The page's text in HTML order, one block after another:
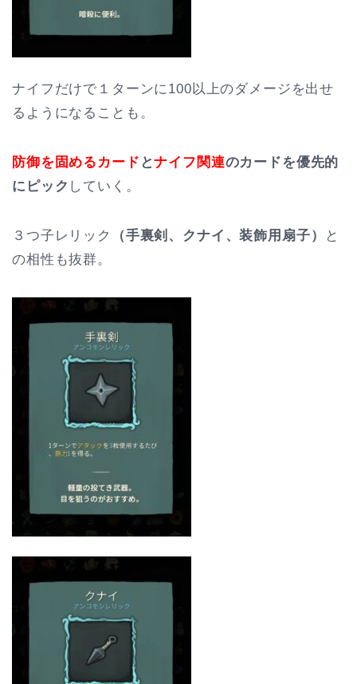
ナイフだけで１ターンに100以上のダメージを出せ
るようになることも。
防御を固めるカード とナイフ関連のカードを優先的
にピック していく。
３つ子レリック （手裏剣、クナイ、装飾用扇子）
と
の相性も抜群。